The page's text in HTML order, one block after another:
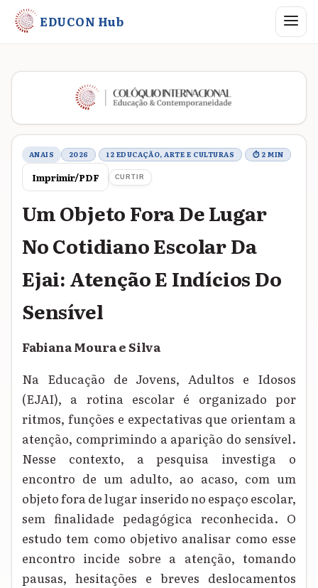
EDUCON Hub Abrir
Metadados do trabalho
ANAIS 2026 12 EDUCAÇÃO, ARTE E CULTURAS ⏱ 2 MIN
Imprimir/PDF CURTIR
Um Objeto Fora De Lugar
No Cotidiano Escolar Da
Ejai: Atenção E Indícios Do
Sensível
Fabiana Moura e Silva
Na Educação de Jovens, Adultos e Idosos
(EJAI), a rotina escolar é organizado por
ritmos, funções e expectativas que orientam a
atenção, comprimindo a aparição do sensível.
Nesse contexto, a pesquisa investiga o
encontro de um adulto, ao acaso, com um
objeto fora de lugar inserido no espaço escolar,
sem finalidade pedagógica reconhecida. O
estudo tem como objetivo analisar como esse
encontro incide sobre a atenção, tomando
pausas, hesitações e breves deslocamentos